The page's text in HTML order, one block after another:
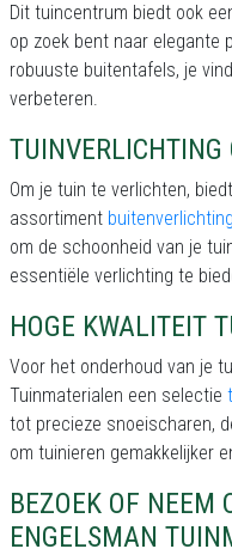
Dit tuincentrum biedt ook
op zoek bent naar elegante
robuuste buitentafels, je
verbeteren.
TUINVERLICHTING
Om je tuin te verlichten,
assortiment buitenverlichting
om de schoonheid van je
essentiële verlichting te
HOGE KWALITEIT
Voor het onderhoud van je
Tuinmaterialen een selectie
tot precieze snoeischaren,
om tuinieren gemakkelijker
BEZOEK OF NEEM
ENGELSMAN